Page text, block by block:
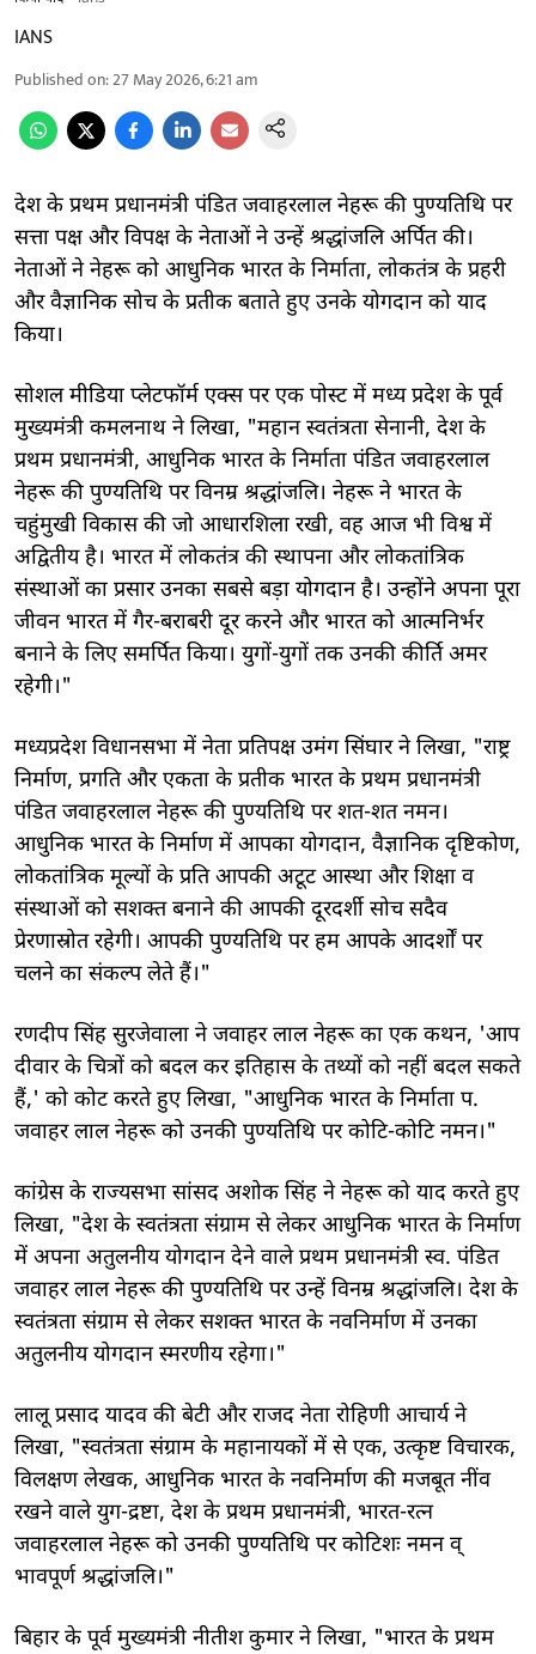
IANS
Published on:27 May 2026, 6:21 am
देश के प्रथम प्रधानमंत्री पंडित जवाहरलाल नेहरू की पुण्यतिथि पर
सत्ता पक्ष और विपक्ष के नेताओं ने उन्हें श्रद्धांजलि अर्पित की।
नेताओं ने नेहरू को आधुनिक भारत के निर्माता, लोकतंत्र के प्रहरी
और वैज्ञानिक सोच के प्रतीक बताते हुए उनके योगदान को याद
किया।
सोशल मीडिया प्लेटफॉर्म एक्स पर एक पोस्ट में मध्य प्रदेश के पूर्व
मुख्यमंत्री कमलनाथ ने लिखा, "महान स्वतंत्रता सेनानी, देश के
प्रथम प्रधानमंत्री, आधुनिक भारत के निर्माता पंडित जवाहरलाल
नेहरू की पुण्यतिथि पर विनम्र श्रद्धांजलि। नेहरू ने भारत के
चहुंमुखी विकास की जो आधारशिला रखी, वह आज भी विश्व में
अद्वितीय है। भारत में लोकतंत्र की स्थापना और लोकतांत्रिक
संस्थाओं का प्रसार उनका सबसे बड़ा योगदान है। उन्होंने अपना पूरा
जीवन भारत में गैर-बराबरी दूर करने और भारत को आत्मनिर्भर
बनाने के लिए समर्पित किया। युगों-युगों तक उनकी कीर्ति अमर
रहेगी।"
मध्यप्रदेश विधानसभा में नेता प्रतिपक्ष उमंग सिंघार ने लिखा, "राष्ट्र
निर्माण, प्रगति और एकता के प्रतीक भारत के प्रथम प्रधानमंत्री
पंडित जवाहरलाल नेहरू की पुण्यतिथि पर शत-शत नमन।
आधुनिक भारत के निर्माण में आपका योगदान, वैज्ञानिक दृष्टिकोण,
लोकतांत्रिक मूल्यों के प्रति आपकी अटूट आस्था और शिक्षा व
संस्थाओं को सशक्त बनाने की आपकी दूरदर्शी सोच सदैव
प्रेरणास्रोत रहेगी। आपकी पुण्यतिथि पर हम आपके आदर्शों पर
चलने का संकल्प लेते हैं।"
रणदीप सिंह सुरजेवाला ने जवाहर लाल नेहरू का एक कथन, 'आप
दीवार के चित्रों को बदल कर इतिहास के तथ्यों को नहीं बदल सकते
हैं,' को कोट करते हुए लिखा, "आधुनिक भारत के निर्माता प.
जवाहर लाल नेहरू को उनकी पुण्यतिथि पर कोटि-कोटि नमन।"
कांग्रेस के राज्यसभा सांसद अशोक सिंह ने नेहरू को याद करते हुए
लिखा, "देश के स्वतंत्रता संग्राम से लेकर आधुनिक भारत के निर्माण
में अपना अतुलनीय योगदान देने वाले प्रथम प्रधानमंत्री स्व. पंडित
जवाहर लाल नेहरू की पुण्यतिथि पर उन्हें विनम्र श्रद्धांजलि। देश के
स्वतंत्रता संग्राम से लेकर सशक्त भारत के नवनिर्माण में उनका
अतुलनीय योगदान स्मरणीय रहेगा।"
लालू प्रसाद यादव की बेटी और राजद नेता रोहिणी आचार्य ने
लिखा, "स्वतंत्रता संग्राम के महानायकों में से एक, उत्कृष्ट विचारक,
विलक्षण लेखक, आधुनिक भारत के नवनिर्माण की मजबूत नींव
रखने वाले युग-द्रष्टा, देश के प्रथम प्रधानमंत्री, भारत-रत्न
जवाहरलाल नेहरू को उनकी पुण्यतिथि पर कोटिशः नमन व्
भावपूर्ण श्रद्धांजलि।"
बिहार के पूर्व मुख्यमंत्री नीतीश कुमार ने लिखा, "भारत के प्रथम